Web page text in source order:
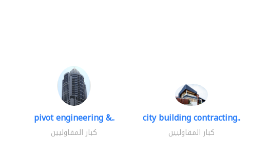
pivot engineering &..
كبار المقاوليين
city building contracting..
كبار المقاوليين